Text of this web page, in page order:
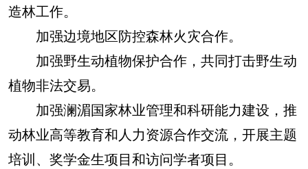
造林工作。
加强边境地区防控森林火灾合作。
加强野生动植物保护合作，共同打击野生动
植物非法交易。
加强澜湄国家林业管理和科研能力建设，推
动林业高等教育和人力资源合作交流，开展主题
培训、奖学金生项目和访问学者项目。